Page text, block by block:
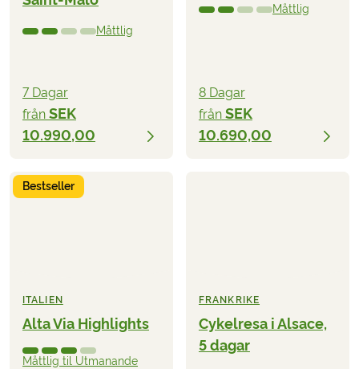
Måttlig
7 Dagar
från SEK
10.990,00
Måttlig
8 Dagar
från SEK
10.690,00
Bestseller
ITALIEN
Alta Via Highlights
Måttlig til Utmanande
FRANKRIKE
Cykelresa i Alsace,
5 dagar